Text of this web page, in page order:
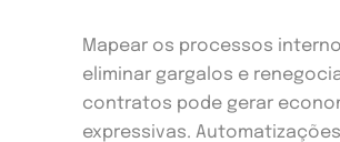
Mapear os processos
eliminar gargalos e
contratos pode gerar
expressivas.